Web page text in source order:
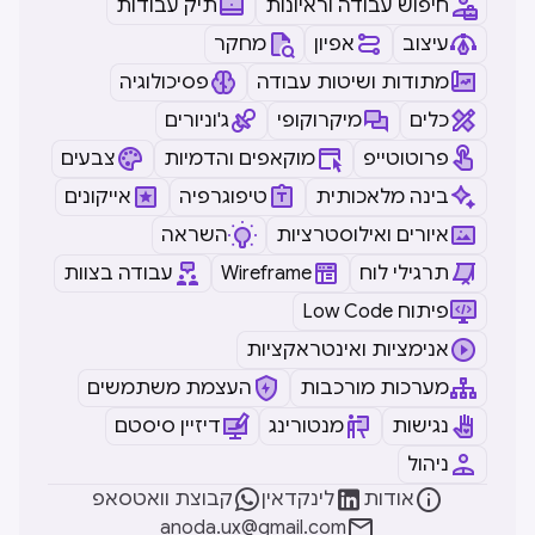
חיפוש עבודה וראיונות
תיק עבודות
עיצוב
אפיון
מחקר
מתודות ושיטות עבודה
פסיכולוגיה
כלים
מיקרוקופי
ג'וניורים
פרוטוטייפ
מוקאפים והדמיות
צבעים
בינה מלאכותית
טיפוגרפיה
אייקונים
איורים ואילוסטרציות
השראה
תרגילי לוח
Wireframe
עבודה בצוות
Low Code פיתוח
אנימציות ואינטראקציות
מערכות מורכבות
העצמת משתמשים
נגישות
מנטורינג
דיזיין סיסטם
ניהול
אודות לינקדאין קבוצת וואטסאפ
anoda.ux@gmail.com